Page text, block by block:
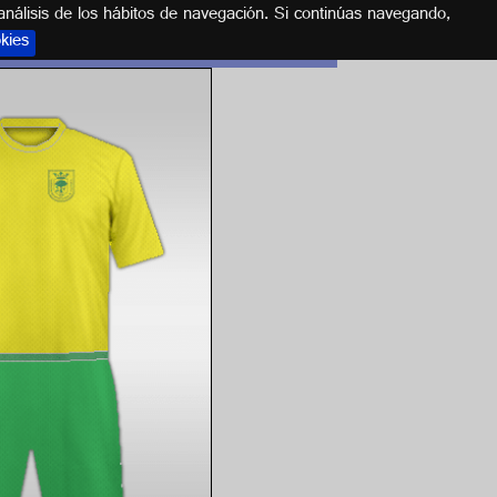
de los hábitos de navegación. Si continúas navegando,